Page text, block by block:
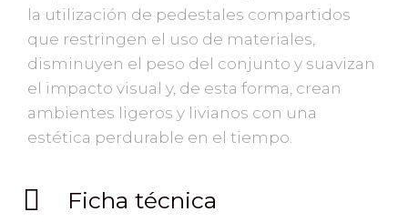
la utilización de pedestales compartidos
que restringen el uso de materiales,
disminuyen el peso del conjunto y suavizan
el impacto visual y, de esta forma, crean
ambientes ligeros y livianos con una
estética perdurable en el tiempo.
Ficha técnica